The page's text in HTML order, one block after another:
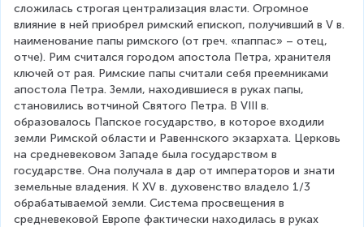
сложилась строгая централизация власти. Огромное
влияние в ней приобрел римский епископ, получивший в V в.
наименование папы римского (от греч. «паппас» – отец,
отче). Рим считался городом апостола Петра, хранителя
ключей от рая. Римские папы считали себя преемниками
апостола Петра. Земли, находившиеся в руках папы,
становились вотчиной Святого Петра. В VIII в.
образовалось Папское государство, в которое входили
земли Римской области и Равеннского экзархата. Церковь
на средневековом Западе была государством в
государстве. Она получала в дар от императоров и знати
земельные владения. К XV в. духовенство владело 1/3
обрабатываемой земли. Система просвещения в
средневековой Европе фактически находилась в руках